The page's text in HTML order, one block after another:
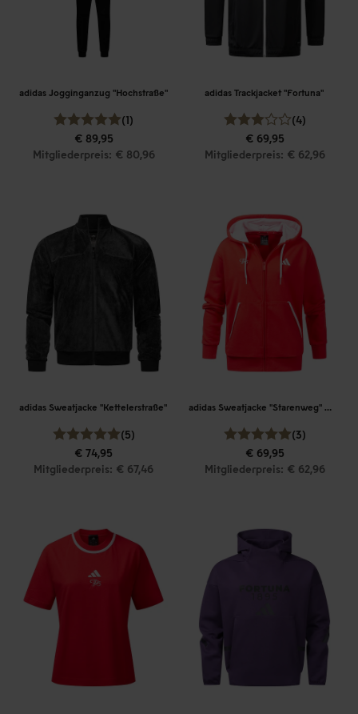
adidas Jogginganzug "Hochstraße"
(1)
€ 89,95
Mitgliederpreis: € 80,96
adidas Trackjacket "Fortuna"
(4)
€ 69,95
Mitgliederpreis: € 62,96
adidas Sweatjacke "Kettelerstraße"
(5)
€ 74,95
Mitgliederpreis: € 67,46
adidas Sweatjacke "Starenweg" Women
(3)
€ 69,95
Mitgliederpreis: € 62,96